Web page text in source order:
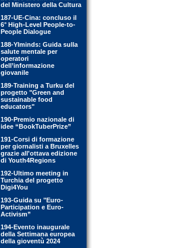
del Ministero della Cultura
187-UE-Cina: concluso il
6° High-Level People-to-
People Dialogue
188-YIminds: Guida sulla
salute mentale per
operatori
dell’informazione
giovanile
189-Training a Turku del
progetto "Green and
sustainable food
educators"
190-Premio nazionale di
idee “BookTuberPrize”
191-Corsi di formazione
per giornalisti a Bruxelles
grazie all'ottava edizione
di Youth4Regions
192-Ultimo meeting in
Turchia del progetto
Digi4You
193-Guida su "Euro-
Participation e Euro-
Activism”
194-Evento inaugurale
della Settimana europea
della gioventù 2024